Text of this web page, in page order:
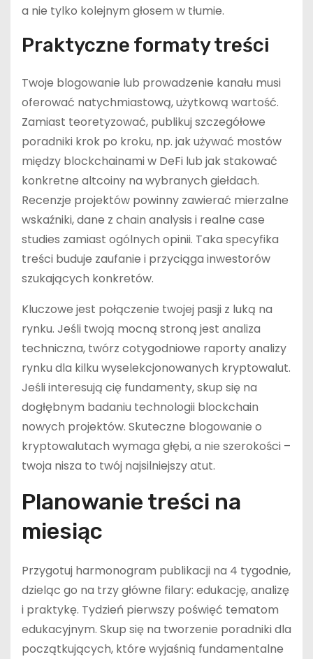
a nie tylko kolejnym głosem w tłumie.
Praktyczne formaty treści
Twoje blogowanie lub prowadzenie kanału musi
oferować natychmiastową, użytkową wartość.
Zamiast teoretyzować, publikuj szczegółowe
poradniki krok po kroku, np. jak używać mostów
między blockchainami w DeFi lub jak stakować
konkretne altcoiny na wybranych giełdach.
Recenzje projektów powinny zawierać mierzalne
wskaźniki, dane z chain analysis i realne case
studies zamiast ogólnych opinii. Taka specyfika
treści buduje zaufanie i przyciąga inwestorów
szukających konkretów.
Kluczowe jest połączenie twojej pasji z luką na
rynku. Jeśli twoją mocną stroną jest analiza
techniczna, twórz cotygodniowe raporty analizy
rynku dla kilku wyselekcjonowanych kryptowalut.
Jeśli interesują cię fundamenty, skup się na
dogłębnym badaniu technologii blockchain
nowych projektów. Skuteczne blogowanie o
kryptowalutach wymaga głębi, a nie szerokości –
twoja nisza to twój najsilniejszy atut.
Planowanie treści na
miesiąc
Przygotuj harmonogram publikacji na 4 tygodnie,
dzieląc go na trzy główne filary: edukację, analizę
i praktykę. Tydzień pierwszy poświęć tematom
edukacyjnym. Skup się na tworzenie poradniki dla
początkujących, które wyjaśnią fundamentalne